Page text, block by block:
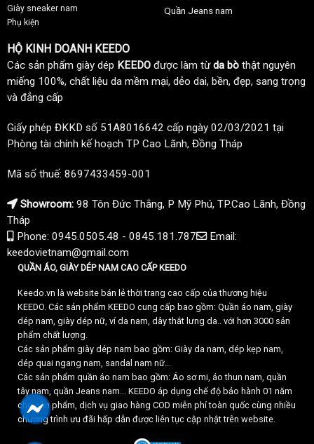
Giày sneaker nam
Phụ kiện
Quần Jeans nam
HỘ KINH DOANH KEEDO
Các sản phẩm giày dép KEEDO được làm từda bò thật nguyên
miếng 100%, chất liệu da mềm mại, dẻo dai, bền, đẹp, sang trọng
và đẳng cấp
Giấy phép ĐKKD số 51A8016642 cấp ngày 02/03/2021 tại
Phòng tài chính kế hoạch TP Cao Lãnh, Đồng Tháp
Mã số thuế: 8697433459-001
Showroom: 98 Tôn Đức Thắng, P Mỹ Phú, TP.Cao Lãnh, Đồng
Tháp
Phone: 0945.0505.48 - 0845.181.787
Email:
keedovietnam@gmail.com
QUẦN ÁO, GIÀY DÉP NAM CAO CẤP KEEDO
Keedo.vn là website bán lẻ thời trang cao cấp của thương hiệu
KEEDO. Các sản phẩm KEEDO cung cấp bao gồm: Quần áo nam, giày
dép nam, giày dép nữ, ví da nam, dây thắt lưng da.. với hơn 3000 sản
phẩm chất lượng.
Các sản phẩm giày dép nam bao gồm: Giày da nam, dép kẹp nam,
dép quai ngang nam, sandal nam nữ...
Các sản phẩm quần áo nam bao gồm: Áo sơ mi, áo thun nam, quần
tây nam, quần Jeans nam... KEEDO áp dụng chế độ bảo hành 01 năm
cho sản phẩm, dịch vụ giao hàng COD miễn phí toàn quốc cùng nhiều
chương trình ưu đãi hấp dẫn được liên tục cập nhật trên website.